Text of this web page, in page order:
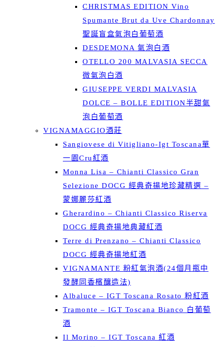
CHRISTMAS EDITION Vino
Spumante Brut da Uve Chardonnay
聖誕盲盒氣泡白葡萄酒
DESDEMONA 氣泡白酒
OTELLO 200 MALVASIA SECCA
微氣泡白酒
GIUSEPPE VERDI MALVASIA
DOLCE – BOLLE EDITION半甜氣
泡白葡萄酒
VIGNAMAGGIO酒莊
Sangiovese di Vitigliano-Igt Toscana單
一園Cru紅酒
Monna Lisa – Chianti Classico Gran
Selezione DOCG 經典奇揚地珍藏精選 –
蒙娜麗莎紅酒
Gherardino – Chianti Classico Riserva
DOCG 經典奇揚地典藏紅酒
Terre di Prenzano – Chianti Classico
DOCG 經典奇揚地紅酒
VIGNAMANTE 粉紅氣泡酒(24個月瓶中
發酵同香檳釀造法)
Albaluce – IGT Toscana Rosato 粉紅酒
Tramonte – IGT Toscana Bianco 白葡萄
酒
Il Morino – IGT Toscana 紅酒